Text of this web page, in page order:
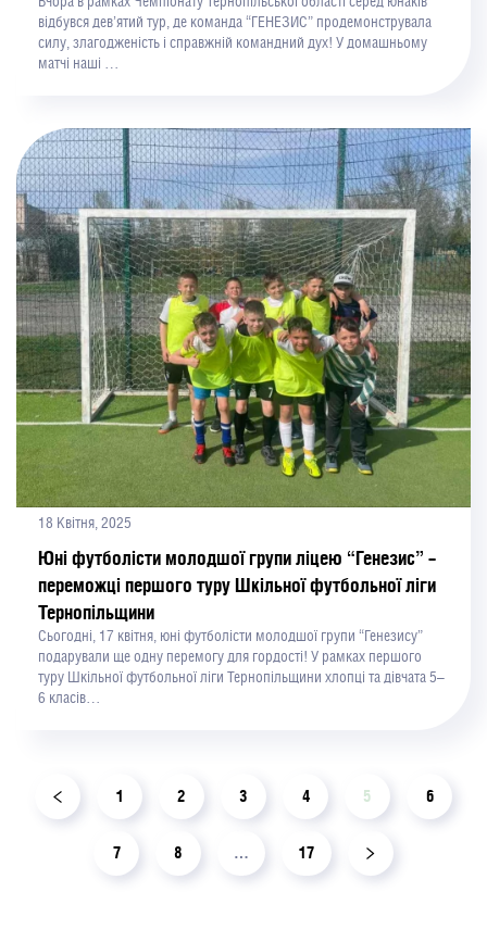
відбувся дев’ятий тур, де команда “ГЕНЕЗИС” продемонструвала
силу, злагодженість і справжній командний дух! У домашньому
матчі наші …
18 Квітня, 2025
Юні футболісти молодшої групи ліцею “Генезис” –
переможці першого туру Шкільної футбольної ліги
Тернопільщини
Сьогодні, 17 квітня, юні футболісти молодшої групи “Генезису”
подарували ще одну перемогу для гордості! У рамках першого
туру Шкільної футбольної ліги Тернопільщини хлопці та дівчата 5–
6 класів…
1 2 3 4 5 6
7 8 … 17